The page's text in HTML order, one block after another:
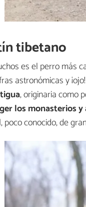
tibetano
es el perro más
astronómicas y
, originaria como
los monasterios y
poco conocido, de